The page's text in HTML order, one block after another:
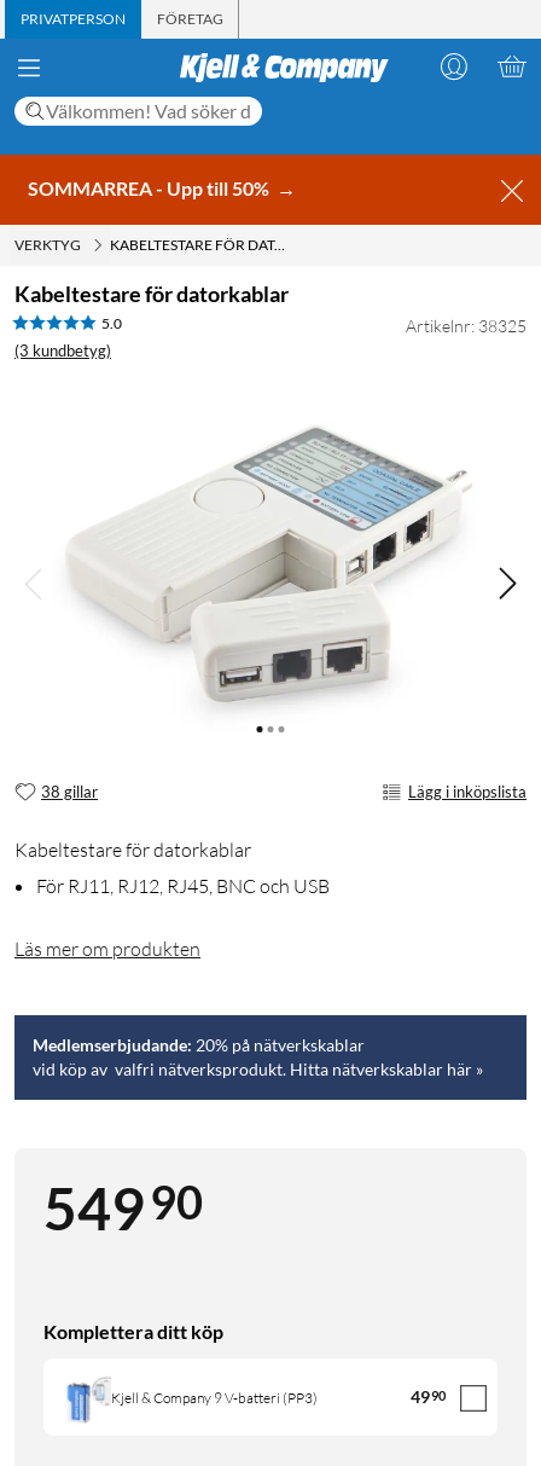
PRIVATPERSON FÖRETAG
SOMMARREA - Upp till 50% →
VERKTYG KABELTESTARE FÖR DATORKABLAR
Kabeltestare för datorkablar
5.0
(3 kundbetyg)
Artikelnr: 38325
38 gillar Lägg i inköpslista
Kabeltestare för datorkablar
För RJ11, RJ12, RJ45, BNC och USB
Läs mer om produkten
Medlemserbjudande: 20% på nätverkskablar
vid köp av valfri nätverksprodukt. Hitta nätverkskablar här »
54990
Komplettera ditt köp
Kjell & Company 9 V-batteri (PP3) 4990